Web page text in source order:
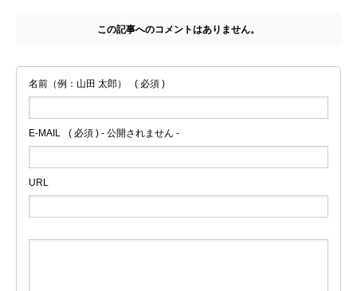
この記事へのコメントはありません。
名前（例：山田 太郎） ( 必須 )
E-MAIL ( 必須 ) - 公開されません -
URL